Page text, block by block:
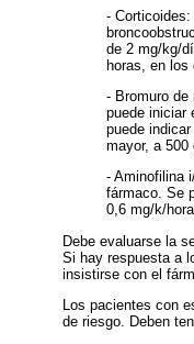
-
de 2 mg/kg/
horas, en los
- Bromuro
puede iniciar
puede
mayor, a 500
- Aminofilina
fármaco. Se
0,6 mg/k/
Debe evaluarse la
Si hay respuesta a
insistirse con el
Los pacientes con
de riesgo. Deben